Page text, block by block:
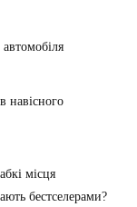
навісного
місця
бестселерами?